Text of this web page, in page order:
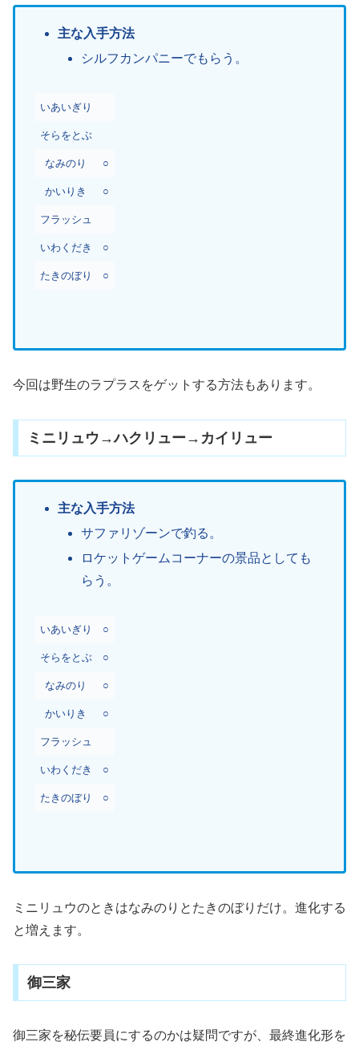
主な入手方法
シルフカンパニーでもらう。
いあいぎり
そらをとぶ
なみのり ○
かいりき ○
フラッシュ
いわくだき ○
たきのぼり ○
今回は野生のラプラスをゲットする方法もあります。
ミニリュウ→ハクリュー→カイリュー
主な入手方法
サファリゾーンで釣る。
ロケットゲームコーナーの景品としても
らう。
いあいぎり ○
そらをとぶ ○
なみのり ○
かいりき ○
フラッシュ
いわくだき ○
たきのぼり ○
ミニリュウのときはなみのりとたきのぼりだけ。進化する
と増えます。
御三家
御三家を秘伝要員にするのかは疑問ですが、最終進化形を